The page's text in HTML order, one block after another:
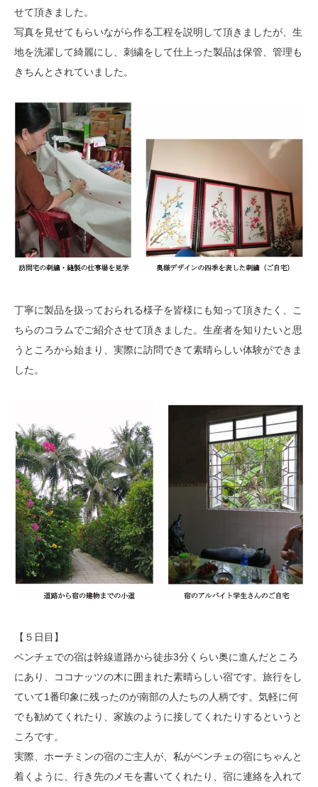
せて頂きました。
写真を見せてもらいながら作る工程を説明して頂きましたが、生
地を洗濯して綺麗にし、刺繍をして仕上った製品は保管、管理も
きちんとされていました。
丁寧に製品を扱っておられる様子を皆様にも知って頂きたく、こ
ちらのコラムでご紹介させて頂きました。生産者を知りたいと思
うところから始まり、実際に訪問できて素晴らしい体験ができま
した。
【５日目】
ベンチェでの宿は幹線道路から徒歩3分くらい奥に進んだところ
にあり、ココナッツの木に囲まれた素晴らしい宿です。旅行をし
ていて1番印象に残ったのが南部の人たちの人柄です。気軽に何
でも勧めてくれたり、家族のように接してくれたりするというと
ころです。
実際、ホーチミンの宿のご主人が、私がベンチェの宿にちゃんと
着くように、行き先のメモを書いてくれたり、宿に連絡を入れて